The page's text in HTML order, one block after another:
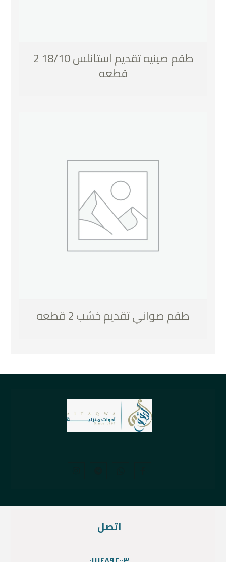
طقم صينيه تقديم استانلس 18/10 2
قطعه
طقم صواني تقديم خشب 2 قطعه
اتصل